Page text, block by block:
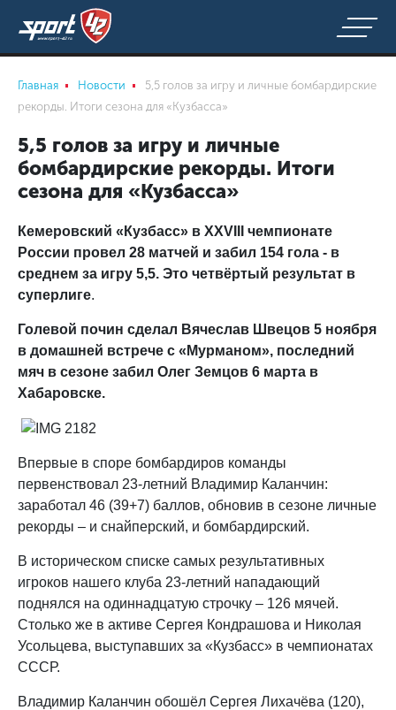
Главная Новости
5,5 голов за игру и личные бомбардирские
рекорды. Итоги сезона для «Кузбасса»
5,5 голов за игру и личные
бомбардирские рекорды. Итоги
сезона для «Кузбасса»
Кемеровский «Кузбасс» в XXVIII чемпионате
России провел 28 матчей и забил 154 гола - в
среднем за игру 5,5. Это четвёртый результат в
суперлиге.
Голевой почин сделал Вячеслав Швецов 5 ноября
в домашней встрече с «Мурманом», последний
мяч в сезоне забил Олег Земцов 6 марта в
Хабаровске.
Впервые в споре бомбардиров команды
первенствовал 23-летний Владимир Каланчин:
заработал 46 (39+7) баллов, обновив в сезоне личные
рекорды – и снайперский, и бомбардирский.
В историческом списке самых результативных
игроков нашего клуба 23-летний нападающий
поднялся на одиннадцатую строчку – 126 мячей.
Столько же в активе Сергея Кондрашова и Николая
Усольцева, выступавших за «Кузбасс» в чемпионатах
СССР.
Владимир Каланчин обошёл Сергея Лихачёва (120),